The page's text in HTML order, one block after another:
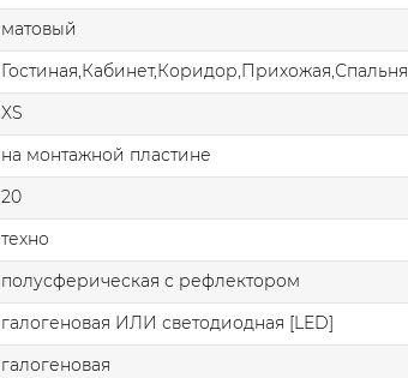
матовый
Гостиная,Кабинет,Коридор,Прихожая,Спальня
XS
на монтажной пластине
20
техно
полусферическая с рефлектором
галогеновая ИЛИ светодиодная [LED]
галогеновая